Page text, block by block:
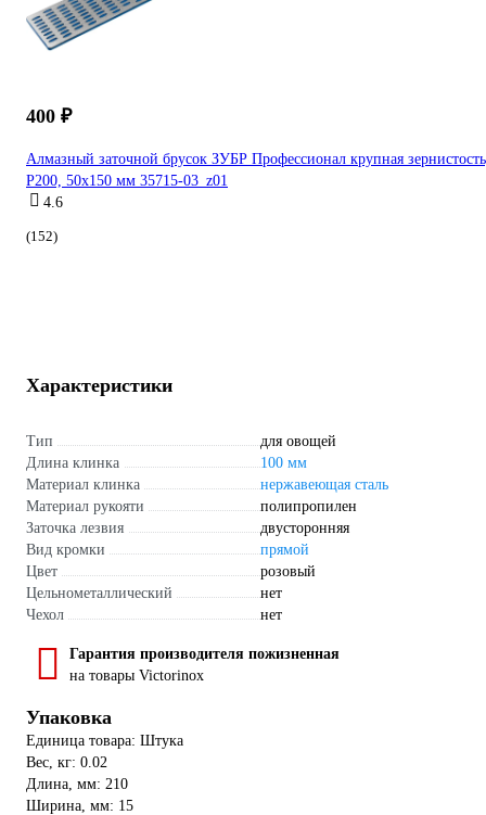
400 ₽
Алмазный заточной брусок ЗУБР Профессионал крупная
Р200, 50х150 мм 35715-03_z01
4.6
(152)
Характеристики
Тип
для овощей
Длина клинка
100 мм
Материал клинка
нержавеющая сталь
Материал рукояти
полипропилен
Заточка лезвия
двусторонняя
Вид кромки
прямой
Цвет
розовый
Цельнометаллический
нет
Чехол
нет
Гарантия производителя пожизненная
на товары Victorinox
Упаковка
Единица товара: Штука
Вес, кг: 0.02
Длина, мм: 210
Ширина, мм: 15